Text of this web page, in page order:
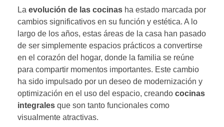
La evolución de las cocinas ha estado marcada por
cambios significativos en su función y estética. A lo
largo de los años, estas áreas de la casa han pasado
de ser simplemente espacios prácticos a convertirse
en el corazón del hogar, donde la familia se reúne
para compartir momentos importantes. Este cambio
ha sido impulsado por un deseo de modernización y
optimización en el uso del espacio, creando cocinas
integrales que son tanto funcionales como
visualmente atractivas.